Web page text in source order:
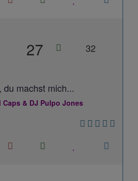
27 32
du machst mich...
Caps & DJ Pulpo Jones